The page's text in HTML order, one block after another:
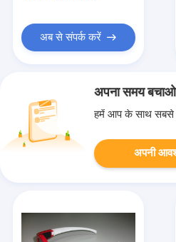
अब से संपर्क करें
अपना समय बचाओ
हमें आप के साथ सबसे
अपनी